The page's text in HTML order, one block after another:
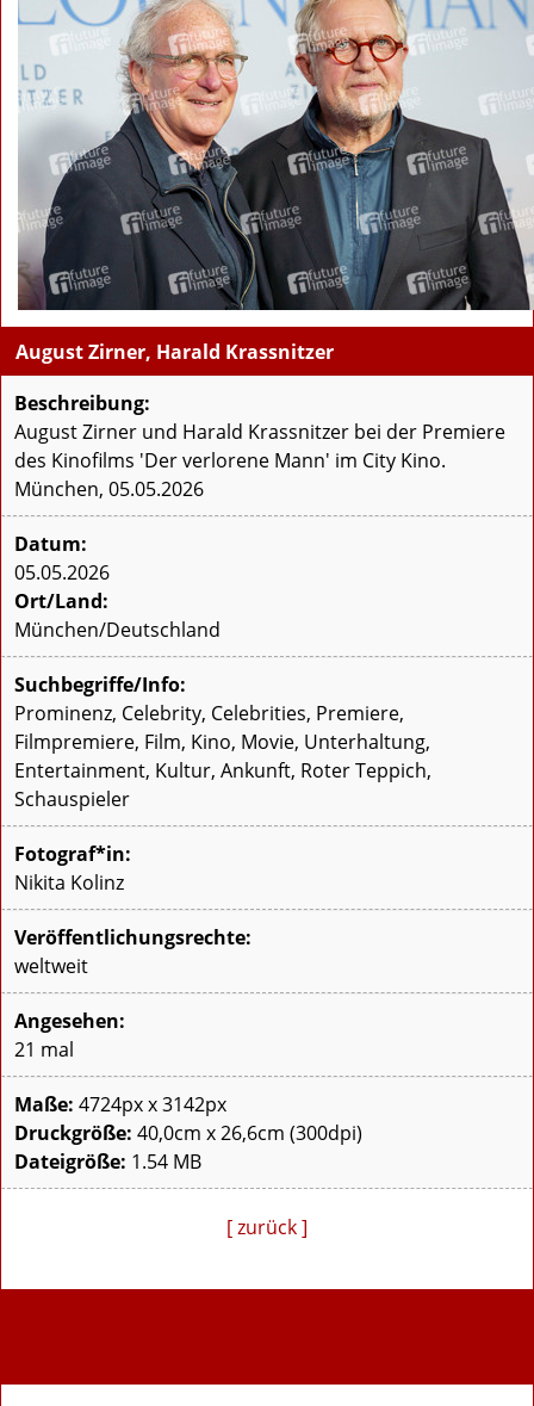
August Zirner, Harald Krassnitzer
Beschreibung:
August Zirner und Harald Krassnitzer bei der Premiere
des Kinofilms 'Der verlorene Mann' im City Kino.
München, 05.05.2026
Datum:
05.05.2026
Ort/Land:
München/Deutschland
Suchbegriffe/Info:
Prominenz, Celebrity, Celebrities, Premiere,
Filmpremiere, Film, Kino, Movie, Unterhaltung,
Entertainment, Kultur, Ankunft, Roter Teppich,
Schauspieler
Fotograf*in:
Nikita Kolinz
Veröffentlichungsrechte:
weltweit
Angesehen:
21 mal
Maße: 4724px x 3142px
Druckgröße: 40,0cm x 26,6cm (300dpi)
Dateigröße: 1.54 MB
[ zurück ]